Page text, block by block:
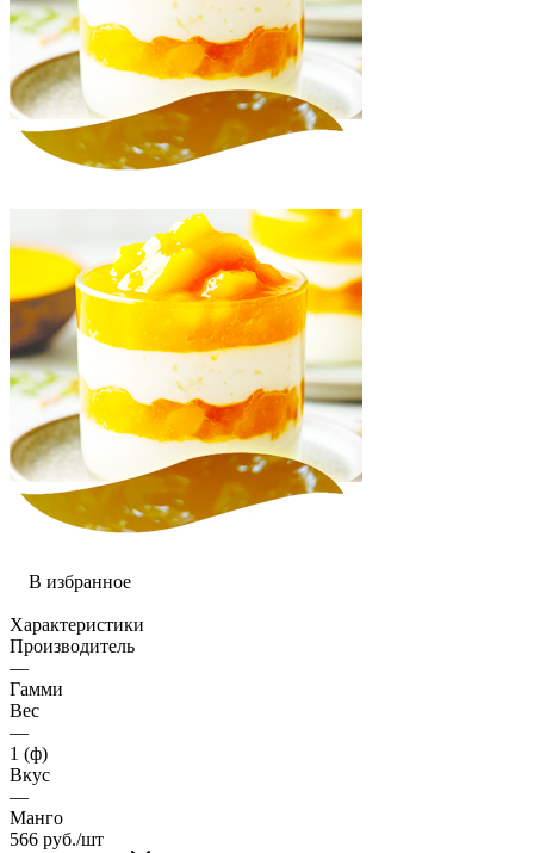
В избранное
Характеристики
Производитель
—
Гамми
Вес
—
1 (ф)
Вкус
—
Манго
566 руб./шт